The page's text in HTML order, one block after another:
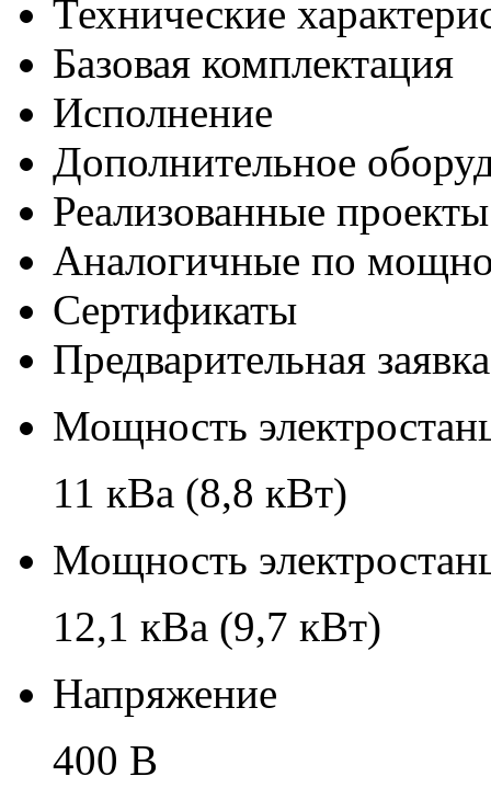
Технические
Базовая комплектация
Исполнение
Дополнительное
Реализованные проекты
Аналогичные по
Сертификаты
Предварительная заявка
Мощность
11 кВа (8,8 кВт)
Мощность
12,1 кВа (9,7 кВт)
Напряжение
400 В